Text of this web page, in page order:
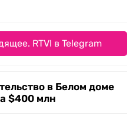
RTVI в Telegram
в Белом доме
$400 млн